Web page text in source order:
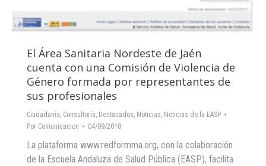
El Área Sanitaria Nordeste de Jaén
cuenta con una Comisión de Violencia de
Género formada por representantes de
sus profesionales
Ciudadanía, Consultoría, Destacados, Noticias, Noticias de la EASP
Por Comunicacion 04/09/2018
La plataforma www.redformma.org, con la colaboración
de la Escuela Andaluza de Salud Pública (EASP), facilita